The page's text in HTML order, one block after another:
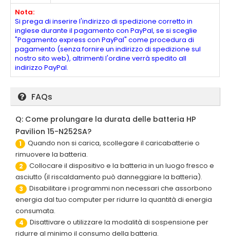
Nota:
Si prega di inserire l'indirizzo di spedizione corretto in
inglese durante il pagamento con PayPal, se si sceglie
"Pagamento express con PayPal" come procedura di
pagamento (senza fornire un indirizzo di spedizione sul
nostro sito web), altrimenti l'ordine verrà spedito all
indirizzo PayPal.
FAQs
Q: Come prolungare la durata delle batteria HP
Pavilion 15-N252SA?
1
Quando non si carica, scollegare il caricabatterie o
rimuovere la batteria.
2
Collocare il dispositivo e la batteria in un luogo fresco e
asciutto (il riscaldamento può danneggiare la batteria).
3
Disabilitare i programmi non necessari che assorbono
energia dal tuo computer per ridurre la quantità di energia
consumata.
4
Disattivare o utilizzare la modalità di sospensione per
ridurre al minimo il consumo della batteria.